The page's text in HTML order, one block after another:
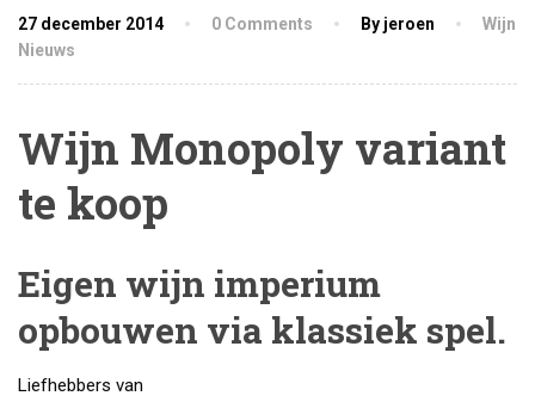
27 december 2014 0 Comments By jeroen
Wijn
Nieuws
Wijn Monopoly variant
te koop
Eigen wijn imperium
opbouwen via klassiek spel.
Liefhebbers van